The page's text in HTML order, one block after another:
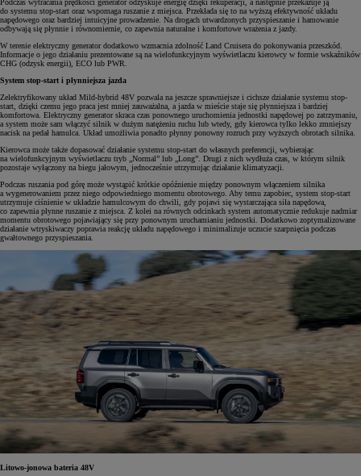
Podczas wytracania prędkości generator odzyskuje energię dzięki rekuperacji, a następnie przekazuje ją
do systemu stop-start oraz wspomaga ruszanie z miejsca. Przekłada się to na wyższą efektywność układu
napędowego oraz bardziej intuicyjne prowadzenie. Na drogach utwardzonych przyspieszanie i hamowanie
odbywają się płynnie i równomiernie, co zapewnia naturalne i komfortowe wrażenia z jazdy.
W terenie elektryczny generator dodatkowo wzmacnia zdolność Land Cruisera do pokonywania przeszkód.
Informacje o jego działaniu prezentowane są na wielofunkcyjnym wyświetlaczu kierowcy w formie wskaźników
CHG (odzysk energii), ECO lub PWR.
System stop-start i płynniejsza jazda
Zelektryfikowany układ Mild-hybrid 48V pozwala na jeszcze sprawniejsze i cichsze działanie systemu stop-
start, dzięki czemu jego praca jest mniej zauważalna, a jazda w mieście staje się płynniejsza i bardziej
komfortowa. Elektryczny generator skraca czas ponownego uruchomienia jednostki napędowej po zatrzymaniu,
a system może sam włączyć silnik w dużym natężeniu ruchu lub wtedy, gdy kierowca tylko lekko zmniejszy
nacisk na pedał hamulca. Układ umożliwia ponadto płynny ponowny rozruch przy wyższych obrotach silnika.
Kierowca może także dopasować działanie systemu stop-start do własnych preferencji, wybierając
na wielofunkcyjnym wyświetlaczu tryb „Normal” lub „Long”. Drugi z nich wydłuża czas, w którym silnik
pozostaje wyłączony na biegu jałowym, jednocześnie utrzymując działanie klimatyzacji.
Podczas ruszania pod górę może wystąpić krótkie opóźnienie między ponownym włączeniem silnika
a wygenerowaniem przez niego odpowiedniego momentu obrotowego. Aby temu zapobiec, system stop-start
utrzymuje ciśnienie w układzie hamulcowym do chwili, gdy pojawi się wystarczająca siła napędowa,
co zapewnia płynne ruszanie z miejsca. Z kolei na równych odcinkach system automatycznie redukuje nadmiar
momentu obrotowego pojawiający się przy ponownym uruchamianiu jednostki. Dodatkowo zoptymalizowane
działanie wtryskiwaczy poprawia reakcję układu napędowego i minimalizuje uczucie szarpnięcia podczas
gwałtownego przyspieszania.
Litowo-jonowa bateria 48V